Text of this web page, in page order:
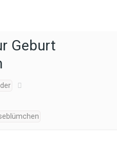
Geburt